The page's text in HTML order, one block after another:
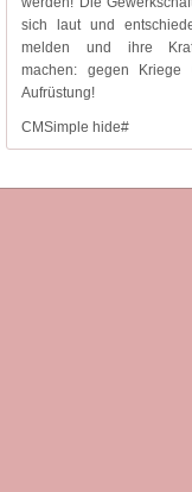
sich laut und
melden und ihre
machen: gegen Kriege
Aufrüstung!
CMSimple hide#